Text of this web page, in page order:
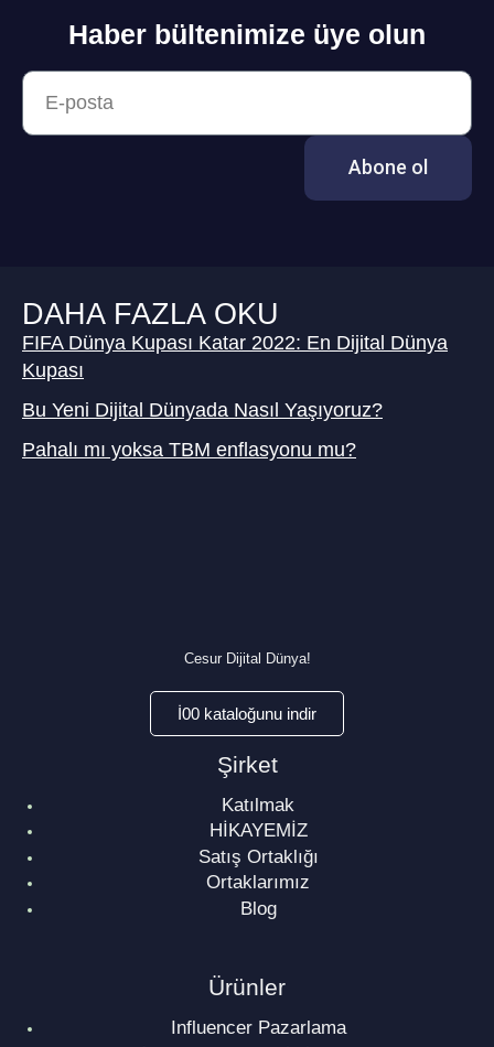
Haber bültenimize üye olun
Abone ol
DAHA FAZLA OKU
FIFA Dünya Kupası Katar 2022: En Dijital Dünya
Kupası
Bu Yeni Dijital Dünyada Nasıl Yaşıyoruz?
Pahalı mı yoksa TBM enflasyonu mu?
Cesur Dijital Dünya!
İ00 kataloğunu indir
Şirket
Katılmak
HİKAYEMİZ
Satış Ortaklığı
Ortaklarımız
Blog
Ürünler
Influencer Pazarlama